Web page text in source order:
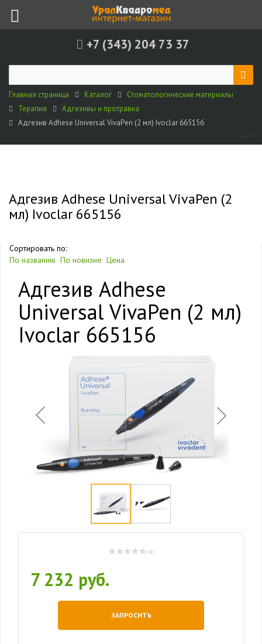
+7 (343) 204 73 37
Главная страница Каталог
Стоматологические материалы
Терапия
Адгезивы и протравка
Адгезив Adhese Universal VivaPen (2 мл) Ivoclar 665156
Адгезив Adhese Universal VivaPen (2
мл) Ivoclar 665156
Сортировать по:
По названию По новизне Цена
Адгезив Adhese
Universal VivaPen (2 мл)
Ivoclar 665156
( 0 )
7 232 руб.
ЗАПРОСИТЬ